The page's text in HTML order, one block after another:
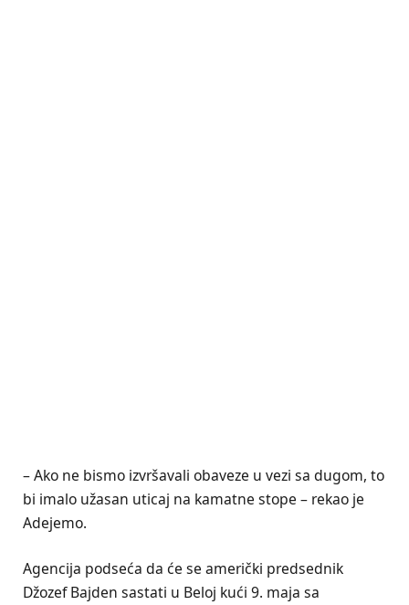
– Ako ne bismo izvršavali obaveze u vezi sa dugom, to
bi imalo užasan uticaj na kamatne stope – rekao je
Adejemo.
Agencija podseća da će se američki predsednik
Džozef Bajden sastati u Beloj kući 9. maja sa